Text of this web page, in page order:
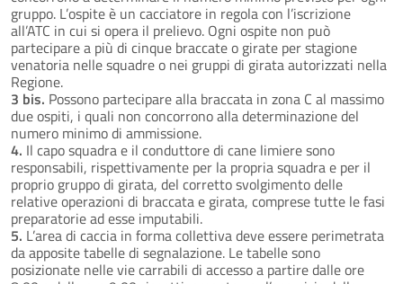
gruppo. L’ospite è un cacciatore in regola con l’iscrizione
all’ATC in cui si opera il prelievo. Ogni ospite non può
partecipare a più di cinque braccate o girate per stagione
venatoria nelle squadre o nei gruppi di girata autorizzati nella
Regione.
3 bis. Possono partecipare alla braccata in zona C al massimo
due ospiti, i quali non concorrono alla determinazione del
numero minimo di ammissione.
4. Il capo squadra e il conduttore di cane limiere sono
responsabili, rispettivamente per la propria squadra e per il
proprio gruppo di girata, del corretto svolgimento delle
relative operazioni di braccata e girata, comprese tutte le fasi
preparatorie ad esse imputabili.
5. L’area di caccia in forma collettiva deve essere perimetrata
da apposite tabelle di segnalazione. Le tabelle sono
posizionate nelle vie carrabili di accesso a partire dalle ore